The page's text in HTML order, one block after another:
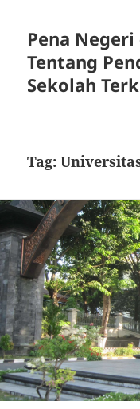
Pena
Tentang
Sekolah
Tag: